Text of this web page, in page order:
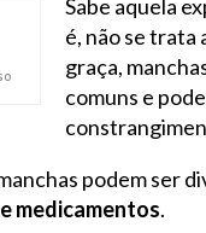
Sabe aquela
é, não se trata
graça,
comuns e
podem ser
medicamentos.